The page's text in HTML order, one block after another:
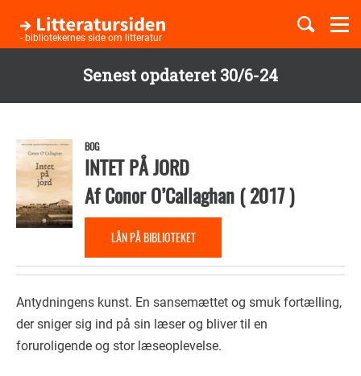
Senest opdateret 30/6-24
hovedindhold
- bibliotekernes side om litteratur
Børnebøger
Temaer
BOG
INTET PÅ JORD
AfConor O’Callaghan(2017)
LÅN PÅ BIBLIOTEKET
Antydningens kunst. En sansemættet og smuk fortælling,
der sniger sig ind på sin læser og bliver til en
foruroligende og stor læseoplevelse.